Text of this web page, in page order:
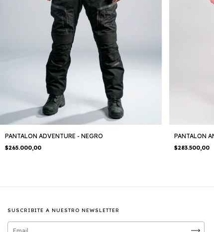
PANTALON ADVENTURE - NEGRO
$265.000,00
PANTALON
$283.500,00
SUSCRIBITE A NUESTRO NEWSLETTER